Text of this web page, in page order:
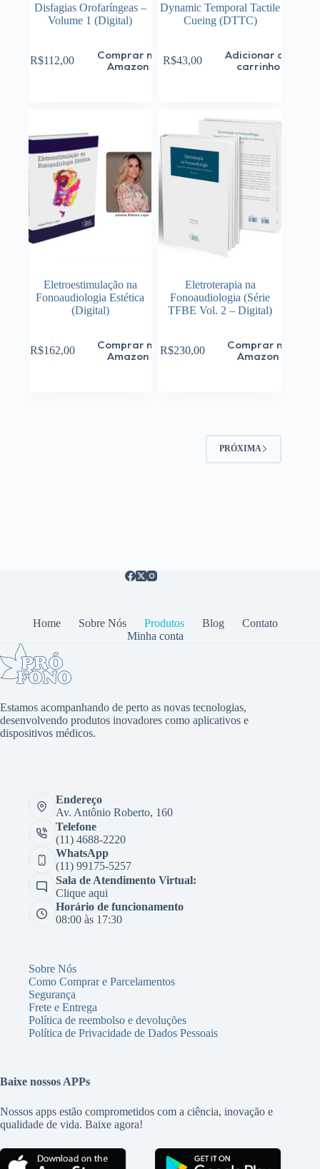
Disfagias Orofaríngeas –
Volume 1 (Digital)
R$112,00
Comprar na
Amazon
Dynamic Temporal Tactile
Cueing (DTTC)
R$43,00
Adicionar ao
carrinho
Eletroestimulação na
Fonoaudiologia Estética
(Digital)
R$162,00
Comprar na
Amazon
Eletroterapia na
Fonoaudiologia (Série
TFBE Vol. 2 – Digital)
R$230,00
Comprar na
Amazon
PRÓXIMA
Home Sobre Nós Produtos Blog
Contato
Minha conta
Estamos acompanhando de perto as novas tecnologias,
desenvolvendo produtos inovadores como aplicativos e
dispositivos médicos.
Endereço
Av. Antônio Roberto, 160
Telefone
(11) 4688-2220
WhatsApp
(11) 99175-5257
Sala de Atendimento Virtual:
Clique aqui
Horário de funcionamento
08:00 às 17:30
Sobre Nós
Como Comprar e Parcelamentos
Segurança
Frete e Entrega
Política de reembolso e devoluções
Política de Privacidade de Dados Pessoais
Baixe nossos APPs
Nossos apps estão comprometidos com a ciência, inovação e
qualidade de vida. Baixe agora!